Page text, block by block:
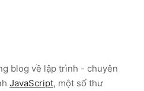
blog về lập trình - chuyên
JavaScript, một số thư